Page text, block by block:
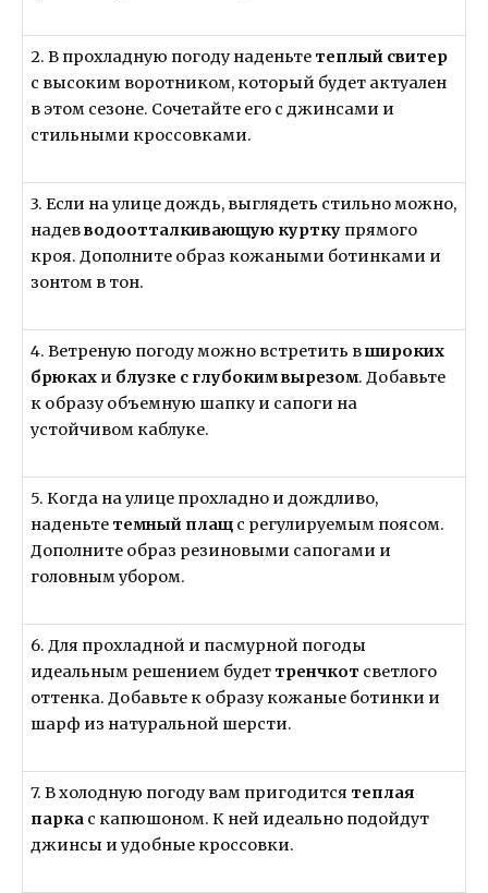
2. В прохладную погоду наденьте теплый свитер
с высоким воротником, который будет актуален
в этом сезоне. Сочетайте его с джинсами и
стильными кроссовками.
3. Если на улице дождь, выглядеть стильно можно,
надевводоотталкивающую куртку прямого
кроя. Дополните образ кожаными ботинками и
зонтом в тон.
4. Ветреную погоду можно встретить вшироких
брюках и блузке с глубоким вырезом. Добавьте
к образу объемную шапку и сапоги на
устойчивом каблуке.
5. Когда на улице прохладно и дождливо,
наденьте темный плащ с регулируемым поясом.
Дополните образ резиновыми сапогами и
головным убором.
6. Для прохладной и пасмурной погоды
идеальным решением будет тренчкот светлого
оттенка. Добавьте к образу кожаные ботинки и
шарф из натуральной шерсти.
7. В холодную погоду вам пригодится теплая
парка с капюшоном. К ней идеально подойдут
джинсы и удобные кроссовки.